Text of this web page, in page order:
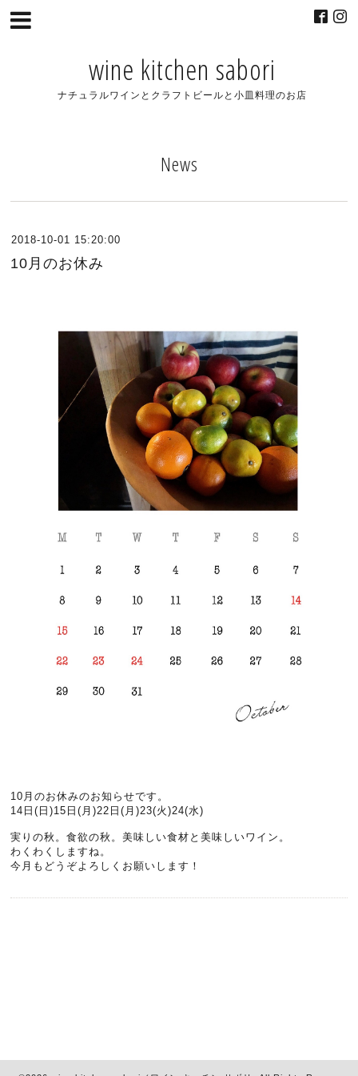
wine kitchen sabori
ナチュラルワインとクラフトビールと小皿料理のお店
News
2018-10-01 15:20:00
10月のお休み
10月のお休みのお知らせです。
14日(日)15日(月)22日(月)23(火)24(水)
実りの秋。食欲の秋。美味しい食材と美味しいワイン。
わくわくしますね。
今月もどうぞよろしくお願いします！